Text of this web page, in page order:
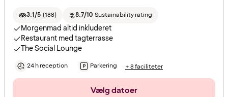
3.1/5 (188) 8.7/10 Sustainability rating
Morgenmad altid inkluderet
Restaurant med tagterrasse
The Social Lounge
24 h reception Parkering + 8 faciliteter
Vælg datoer